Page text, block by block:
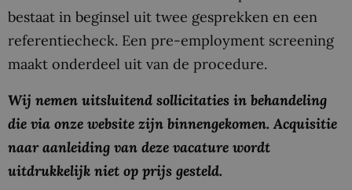
bestaat in beginsel uit twee gesprekken en een
referentiecheck. Een pre-employment screening
maakt onderdeel uit van de procedure.
Wij nemen uitsluitend sollicitaties in behandeling
die via onze website zijn binnengekomen. Acquisitie
naar aanleiding van deze vacature wordt
uitdrukkelijk niet op prijs gesteld.